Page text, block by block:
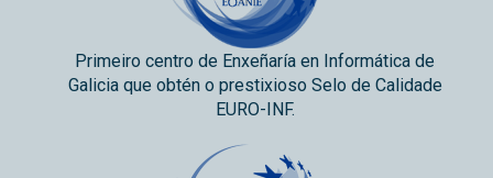
Primeiro centro de Enxeñaría en Informática de
Galicia que obtén o prestixioso Selo de Calidade
EURO-INF.